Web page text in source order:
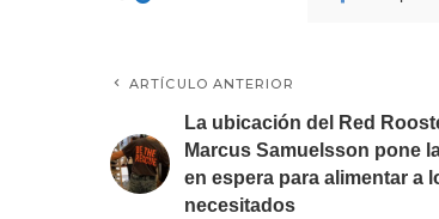
ARTÍCULO ANTERIOR
La ubicación del Red
Marcus Samuelsson pone
en espera para alimentar a
necesitados